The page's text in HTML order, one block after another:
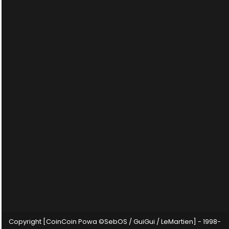
Copyright [CoinCoin Powa ©SebOS / GuiGui / LeMartien] - 1998-